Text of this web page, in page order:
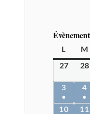
L M
27 28
3
●
4
●
10 11